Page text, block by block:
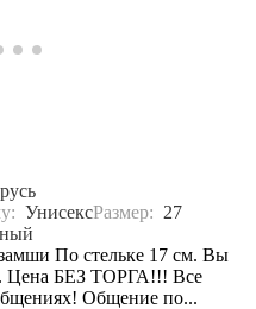
УнисексРазмер: 27
По стельке 17 см. Вы
Цена БЕЗ ТОРГА!!! Все
Общение по...